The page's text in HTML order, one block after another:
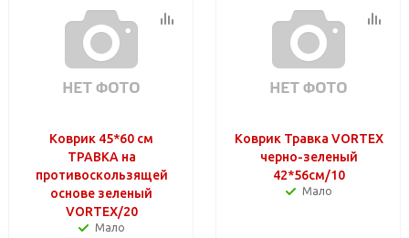
Коврик 45*60 см
ТРАВКА на
противоскользящей
основе зеленый
VORTEX/20
Мало
Коврик Травка VORTEX
черно-зеленый
42*56см/10
Мало